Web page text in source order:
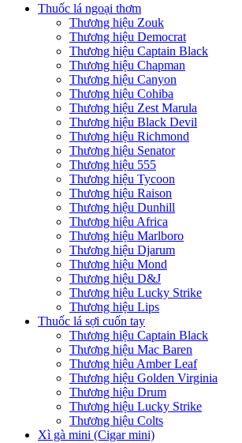
Thuốc lá ngoại thơm
Thương hiệu Zouk
Thương hiệu Democrat
Thương hiệu Captain Black
Thương hiệu Chapman
Thương hiệu Canyon
Thương hiệu Cohiba
Thương hiệu Zest Marula
Thương hiệu Black Devil
Thương hiệu Richmond
Thương hiệu Senator
Thương hiệu 555
Thương hiệu Tycoon
Thương hiệu Raison
Thương hiệu Dunhill
Thương hiệu Africa
Thương hiệu Marlboro
Thương hiệu Djarum
Thương hiệu Mond
Thương hiệu D&J
Thương hiệu Lucky Strike
Thương hiệu Lips
Thuốc lá sợi cuốn tay
Thương hiệu Captain Black
Thương hiệu Mac Baren
Thương hiệu Amber Leaf
Thương hiệu Golden Virginia
Thương hiệu Drum
Thương hiệu Lucky Strike
Thương hiệu Colts
Xì gà mini (Cigar mini)